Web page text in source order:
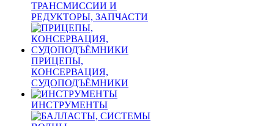
ТРАНСМИССИИ И
РЕДУКТОРЫ, ЗАПЧАСТИ
ПРИЦЕПЫ,
КОНСЕРВАЦИЯ,
СУДОПОДЪЁМНИКИ
ИНСТРУМЕНТЫ